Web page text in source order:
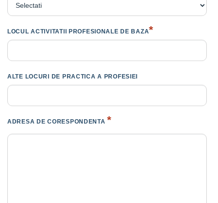
LOCUL ACTIVITATII PROFESIONALE DE BAZA*
ALTE LOCURI DE PRACTICA A PROFESIEI
ADRESA DE CORESPONDENTA *